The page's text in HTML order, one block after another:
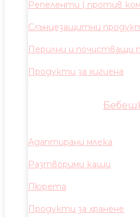
Репеленти ( против
Слънцезащитни
Перилни и почистващи
Продукти за хигиена
Адаптирани млека
Разтворими каши
Пюрета
Продукти за хранене